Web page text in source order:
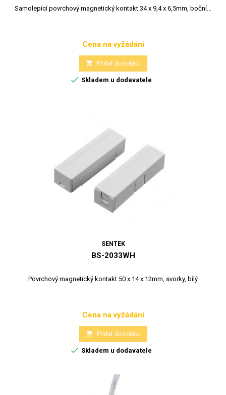
Samolepící povrchový magnetický kontakt 34 x 9,4 x 6,5mm, boční...
Cena
Cena na vyžádání
 Přidat do košíku
 Skladem u dodavatele
SENTEK
BS-2033WH
Povrchový magnetický kontakt 50 x 14 x 12mm, svorky, bílý
Cena
Cena na vyžádání
 Přidat do košíku
 Skladem u dodavatele